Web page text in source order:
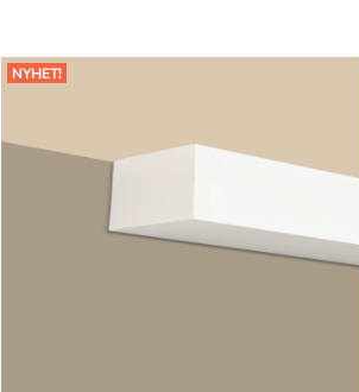
NYHET!
önskelistan